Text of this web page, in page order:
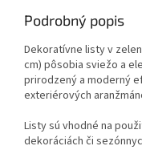
Podrobný popis
Dekoratívne listy v
cm) pôsobia sviežo a
prirodzený a moderný
exteriérových
Listy sú vhodné na
dekoráciách či